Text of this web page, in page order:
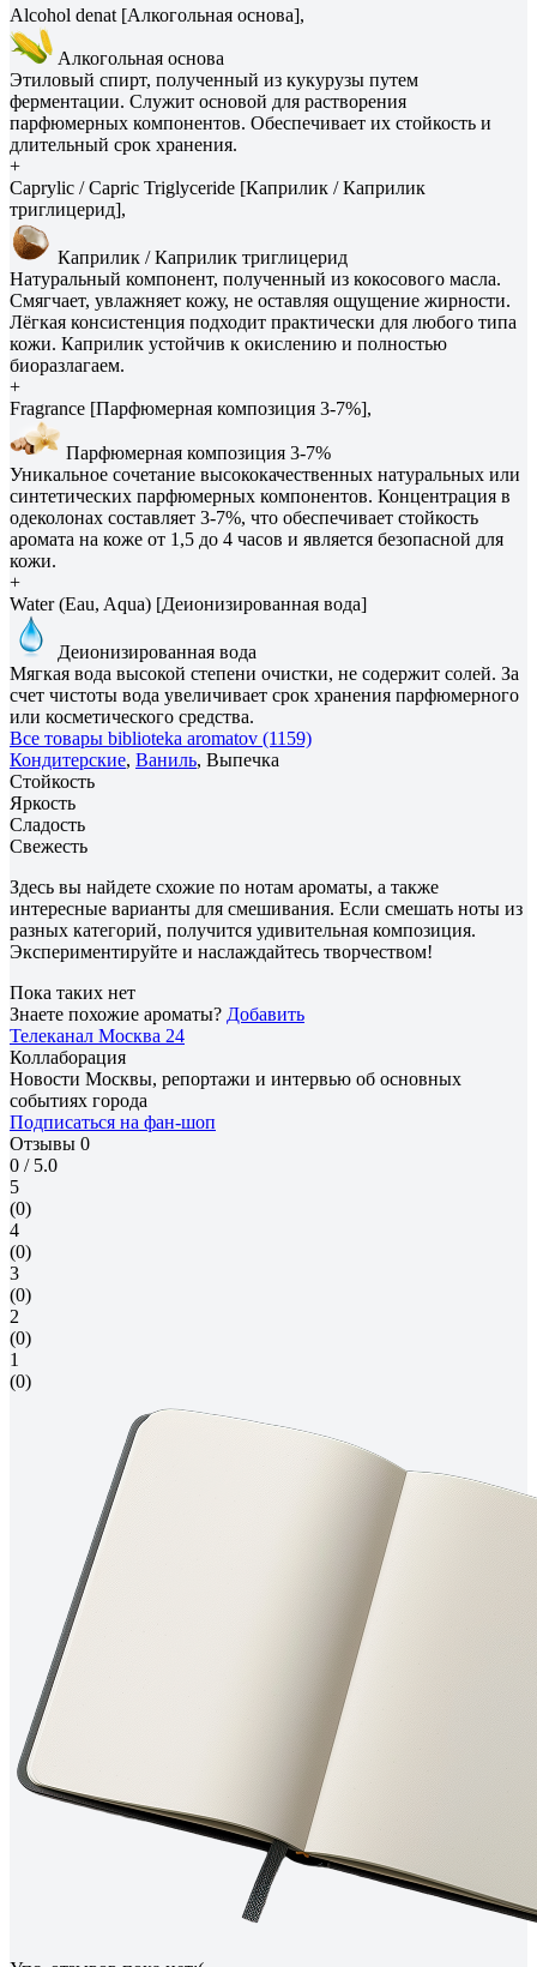
Alcohol denat [Алкогольная основа],
Алкогольная основа
Этиловый спирт, полученный из кукурузы путем
ферментации. Служит основой для растворения
парфюмерных компонентов. Обеспечивает их стойкость и
длительный срок хранения.
+
Caprylic / Capric Triglyceride [Каприлик / Каприлик
триглицерид],
Каприлик / Каприлик триглицерид
Натуральный компонент, полученный из кокосового масла.
Смягчает, увлажняет кожу, не оставляя ощущение жирности.
Лёгкая консистенция подходит практически для любого типа
кожи. Каприлик устойчив к окислению и полностью
биоразлагаем.
+
Fragrance [Парфюмерная композиция 3-7%],
Парфюмерная композиция 3-7%
Уникальное сочетание высококачественных натуральных или
синтетических парфюмерных компонентов. Концентрация в
одеколонах составляет 3-7%, что обеспечивает стойкость
аромата на коже от 1,5 до 4 часов и является безопасной для
кожи.
+
Water (Eau, Aqua) [Деионизированная вода]
Деионизированная вода
Мягкая вода высокой степени очистки, не содержит солей. За
счет чистоты вода увеличивает срок хранения парфюмерного
или косметического средства.
Все товары biblioteka aromatov (1159)
Кондитерские, Ваниль, Выпечка
Стойкость
Яркость
Сладость
Свежесть
Здесь вы найдете схожие по нотам ароматы, а также
интересные варианты для смешивания. Если смешать ноты из
разных категорий, получится удивительная композиция.
Экспериментируйте и наслаждайтесь творчеством!
Пока таких нет
Знаете похожие ароматы? Добавить
Телеканал Москва 24
Коллаборация
Новости Москвы, репортажи и интервью об основных
событиях города
Подписаться на фан-шоп
Отзывы 0
0 / 5.0
5
(0)
4
(0)
3
(0)
2
(0)
1
(0)